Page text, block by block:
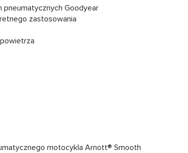
Goodyear
zastosowania
motocykla Arnott® Smooth